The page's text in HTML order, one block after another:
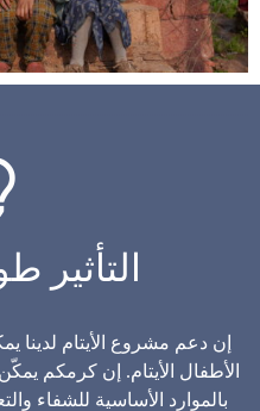
التأثير
إن دعم مشروع الأيتام لدينا
الأطفال الأيتام. إن كرمكم
بالموارد الأساسية للشفاء